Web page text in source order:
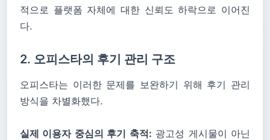
적으로 플랫폼 자체에 대한 신뢰도 하락으로 이어진
다.
2. 오피스타의 후기 관리 구조
오피스타는 이러한 문제를 보완하기 위해 후기 관리
방식을 차별화했다.
실제 이용자 중심의 후기 축적: 광고성 게시물이 아닌